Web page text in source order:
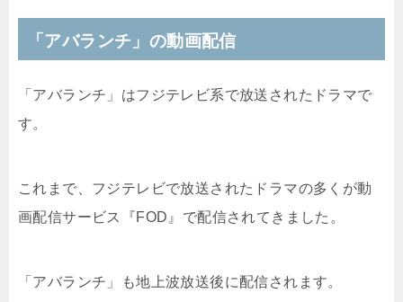
「アバランチ」の動画配信
「アバランチ」はフジテレビ系で放送されたドラマで
す。
これまで、フジテレビで放送されたドラマの多くが動
画配信サービス『FOD』で配信されてきました。
「アバランチ」も地上波放送後に配信されます。